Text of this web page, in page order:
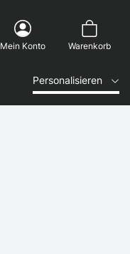
Mein Konto Warenkorb
Personalisieren